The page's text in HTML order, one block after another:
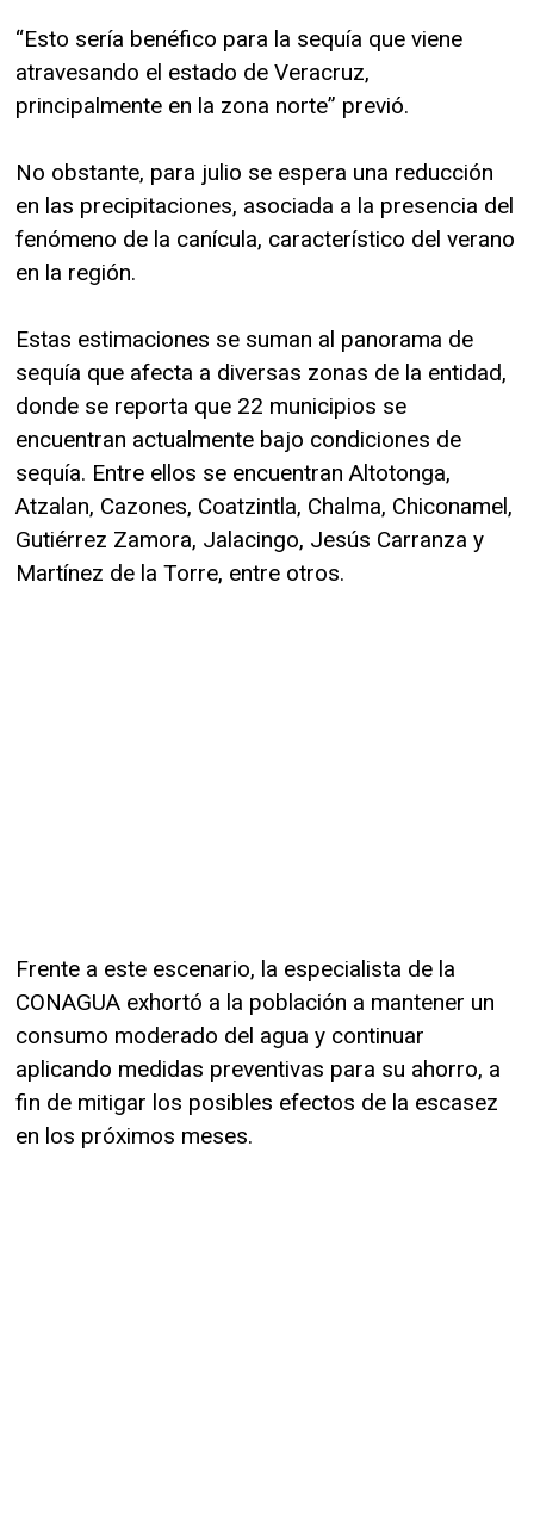
“Esto sería benéfico para la sequía que viene
atravesando el estado de Veracruz,
principalmente en la zona norte” previó.
No obstante, para julio se espera una reducción
en las precipitaciones, asociada a la presencia del
fenómeno de la canícula, característico del verano
en la región.
Estas estimaciones se suman al panorama de
sequía que afecta a diversas zonas de la entidad,
donde se reporta que 22 municipios se
encuentran actualmente bajo condiciones de
sequía. Entre ellos se encuentran Altotonga,
Atzalan, Cazones, Coatzintla, Chalma, Chiconamel,
Gutiérrez Zamora, Jalacingo, Jesús Carranza y
Martínez de la Torre, entre otros.
Frente a este escenario, la especialista de la
CONAGUA exhortó a la población a mantener un
consumo moderado del agua y continuar
aplicando medidas preventivas para su ahorro, a
fin de mitigar los posibles efectos de la escasez
en los próximos meses.